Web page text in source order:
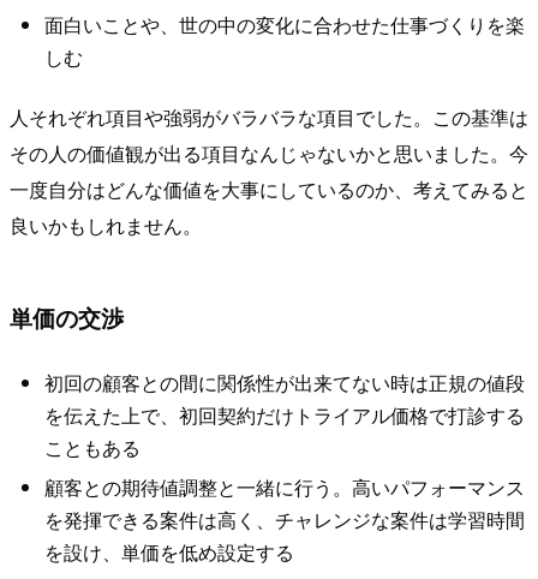
面白いことや、世の中の変化に合わせた仕事づくりを楽
しむ
人それぞれ項目や強弱がバラバラな項目でした。この基準は
その人の価値観が出る項目なんじゃないかと思いました。今
一度自分はどんな価値を大事にしているのか、考えてみると
良いかもしれません。
単価の交渉
初回の顧客との間に関係性が出来てない時は正規の値段
を伝えた上で、初回契約だけトライアル価格で打診する
こともある
顧客との期待値調整と一緒に行う。高いパフォーマンス
を発揮できる案件は高く、チャレンジな案件は学習時間
を設け、単価を低め設定する